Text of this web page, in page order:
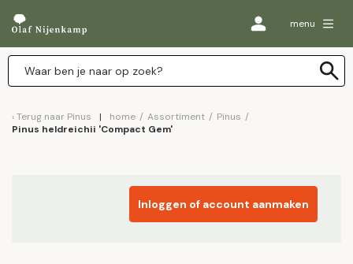
menu
Terug naar Pinus home / Assortiment / Pinus /
Pinus heldreichii 'Compact Gem'
Inloggen of account aanmaken